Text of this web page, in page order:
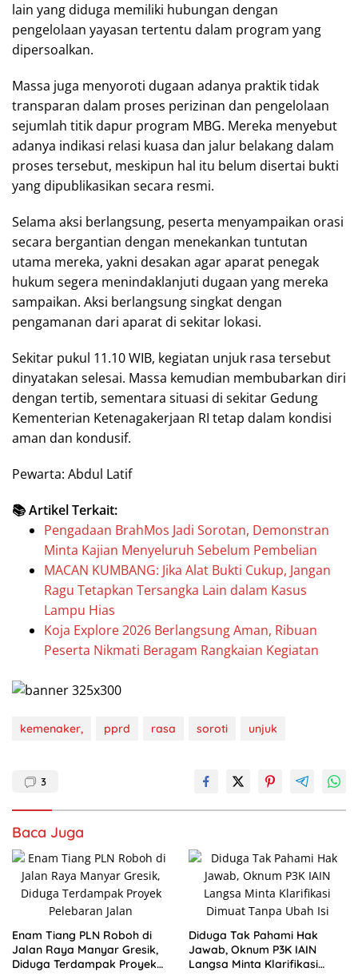
lain yang diduga memiliki hubungan dengan
pengelolaan yayasan tertentu dalam program yang
dipersoalkan.
Massa juga menyoroti dugaan adanya praktik tidak
transparan dalam proses perizinan dan pengelolaan
sejumlah titik dapur program MBG. Mereka menyebut
adanya indikasi relasi kuasa dan jalur belakang dalam
proses tersebut, meskipun hal itu belum disertai bukti
yang dipublikasikan secara resmi.
Selama aksi berlangsung, peserta menyampaikan orasi
secara bergantian dengan menekankan tuntutan
utama mereka, yakni desakan agar aparat penegak
hukum segera menindaklanjuti dugaan yang mereka
sampaikan. Aksi berlangsung singkat dengan
pengamanan dari aparat di sekitar lokasi.
Sekitar pukul 11.10 WIB, kegiatan unjuk rasa tersebut
dinyatakan selesai. Massa kemudian membubarkan diri
dengan tertib, sementara situasi di sekitar Gedung
Kementerian Ketenagakerjaan RI tetap dalam kondisi
aman dan kondusif.
Pewarta: Abdul Latif
📚 Artikel Terkait:
Pengadaan BrahMos Jadi Sorotan, Demonstran
Minta Kajian Menyeluruh Sebelum Pembelian
MACAN KUMBANG: Jika Alat Bukti Cukup, Jangan
Ragu Tetapkan Tersangka Lain dalam Kasus
Lampu Hias
Koja Explore 2026 Berlangsung Aman, Ribuan
Peserta Nikmati Beragam Rangkaian Kegiatan
kemenaker, pprd rasa soroti unjuk
3
Baca Juga
Enam Tiang PLN Roboh di
Jalan Raya Manyar Gresik,
Diduga Terdampak Proyek
Diduga Tak Pahami Hak
Jawab, Oknum P3K IAIN
Langsa Minta Klarifikasi